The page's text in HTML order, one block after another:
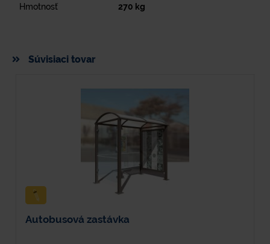
Hmotnosť
270 kg
Súvisiaci tovar
Autobusová zastávka